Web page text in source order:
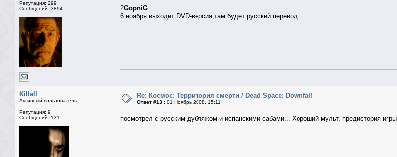
Репутация: 299
Сообщений: 3894
2GopniG
6 ноября выходит DVD-версия,там будет русский перевод
Killall
Активный пользователь
Репутация: 9
Сообщений: 131
Re: Космос: Территория смерти / Dead Space: Downfall
Ответ #13 : 01 Ноябрь 2008, 15:11
посмотрел с русским дубляжом и испанскими сабами... Хороший мульт, предистория игры